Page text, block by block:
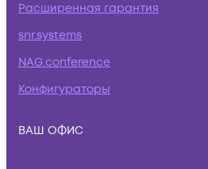
Расширенная гарантия
snr.systems
NAG.conference
Конфигураторы
ВАШ ОФИС